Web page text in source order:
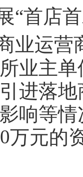
“首店
业运
业主
进落
响等
万元的